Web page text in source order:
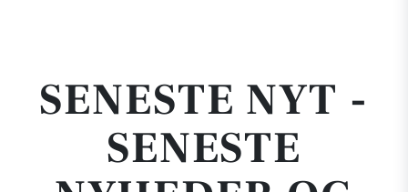
SENESTE NYT -
SENESTE